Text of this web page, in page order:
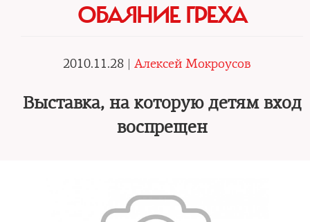
ОБАЯНИЕ ГРЕХА
2010.11.28 | Алексей Мокроусов
Выставка, на которую детям вход
воспрещен